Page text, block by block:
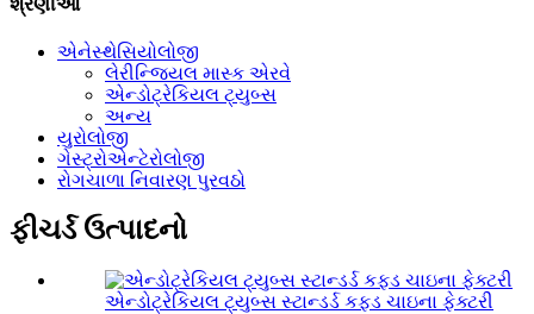
શ્રેણીઓ
એનેસ્થેસિયોલોજી
લેરીન્જિયલ માસ્ક એરવે
એન્ડોટ્રેકિયલ ટ્યુબ્સ
અન્ય
યુરોલોજી
ગેસ્ટ્રોએન્ટેરોલોજી
રોગચાળા નિવારણ પુરવઠો
ફીચર્ડ ઉત્પાદનો
એન્ડોટ્રેકિયલ ટ્યુબ્સ સ્ટાન્ડર્ડ કફ્ડ ચાઇના ફેક્ટરી